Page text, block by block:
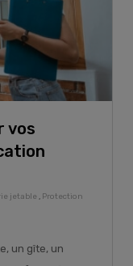
vos
jetable , Protection
un gîte, un